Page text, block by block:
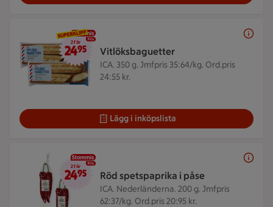
Vitlöksbaguetter
ICA. 350 g. Jmfpris 35:64/kg. Ord.pris
24:55 kr.
2 för 24,95 kr
2 för
2495
Lägg i inköpslista
Röd spetspaprika i påse
ICA. Nederländerna. 200 g. Jmfpris
62:37/kg. Ord.pris 20:95 kr.
2 för 24,95 kr
2 för
2495